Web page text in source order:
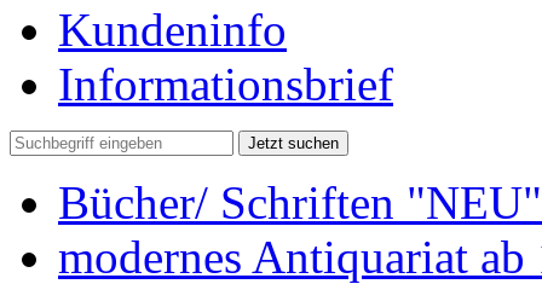
Kundeninfo
Informationsbrief
Jetzt suchen
Bücher/ Schriften "NEU"
modernes Antiquariat ab